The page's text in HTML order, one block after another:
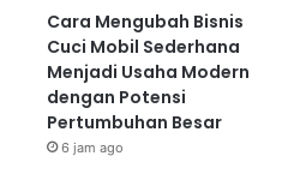
Cara Mengubah Bisnis
Cuci Mobil Sederhana
Menjadi Usaha Modern
dengan Potensi
Pertumbuhan Besar
6 jam ago